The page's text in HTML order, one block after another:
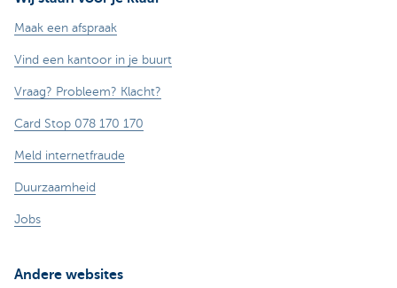
Maak een afspraak
Vind een kantoor in je buurt
Vraag? Probleem? Klacht?
Card Stop 078 170 170
Meld internetfraude
Duurzaamheid
Jobs
Andere websites